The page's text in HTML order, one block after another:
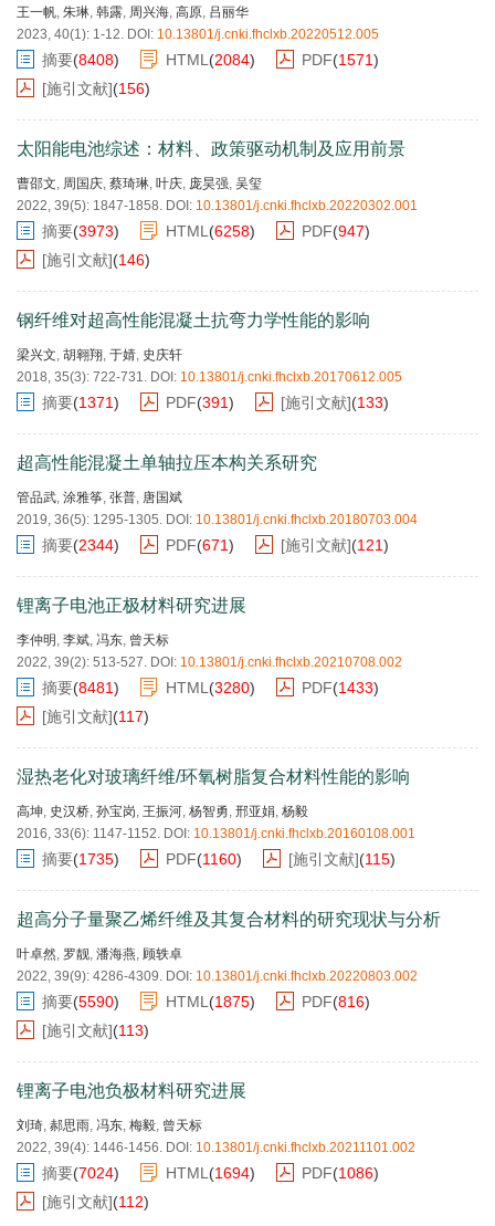
王一帆, 朱琳, 韩露, 周兴海, 高原, 吕丽华
2023, 40(1): 1-12. DOI: 10.13801/j.cnki.fhclxb.20220512.005
摘要(8408) HTML (2084) PDF(1571)
[施引文献](156)
太阳能电池综述：材料、政策驱动机制及应用前景
曹邵文, 周国庆, 蔡琦琳, 叶庆, 庞昊强, 吴玺
2022, 39(5): 1847-1858. DOI: 10.13801/j.cnki.fhclxb.20220302.001
摘要(3973) HTML (6258) PDF(947)
[施引文献](146)
钢纤维对超高性能混凝土抗弯力学性能的影响
梁兴文, 胡翱翔, 于婧, 史庆轩
2018, 35(3): 722-731. DOI: 10.13801/j.cnki.fhclxb.20170612.005
摘要(1371) PDF(391) [施引文献](133)
超高性能混凝土单轴拉压本构关系研究
管品武, 涂雅筝, 张普, 唐国斌
2019, 36(5): 1295-1305. DOI: 10.13801/j.cnki.fhclxb.20180703.004
摘要(2344) PDF(671) [施引文献](121)
锂离子电池正极材料研究进展
李仲明 , 李斌, 冯东, 曾天标
2022, 39(2): 513-527. DOI: 10.13801/j.cnki.fhclxb.20210708.002
摘要(8481) HTML (3280) PDF(1433)
[施引文献](117)
湿热老化对玻璃纤维/环氧树脂复合材料性能的影响
高坤, 史汉桥, 孙宝岗, 王振河, 杨智勇, 邢亚娟, 杨毅
2016, 33(6): 1147-1152. DOI: 10.13801/j.cnki.fhclxb.20160108.001
摘要(1735) PDF(1160) [施引文献](115)
超高分子量聚乙烯纤维及其复合材料的研究现状与分析
叶卓然, 罗靓, 潘海燕, 顾轶卓
2022, 39(9): 4286-4309. DOI: 10.13801/j.cnki.fhclxb.20220803.002
摘要(5590) HTML (1875) PDF(816)
[施引文献](113)
锂离子电池负极材料研究进展
刘琦, 郝思雨, 冯东, 梅毅, 曾天标
2022, 39(4): 1446-1456. DOI: 10.13801/j.cnki.fhclxb.20211101.002
摘要(7024) HTML (1694) PDF(1086)
[施引文献](112)